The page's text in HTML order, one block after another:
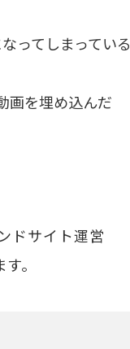
ってしまっている
画を埋め込んだ
ドサイト運営
。